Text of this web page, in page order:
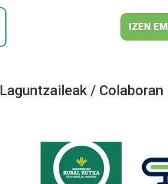
IZEN
Laguntzaileak / Colaboran